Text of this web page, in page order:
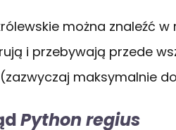
można znaleźć
i przebywają przede
maksymalnie
Python regius